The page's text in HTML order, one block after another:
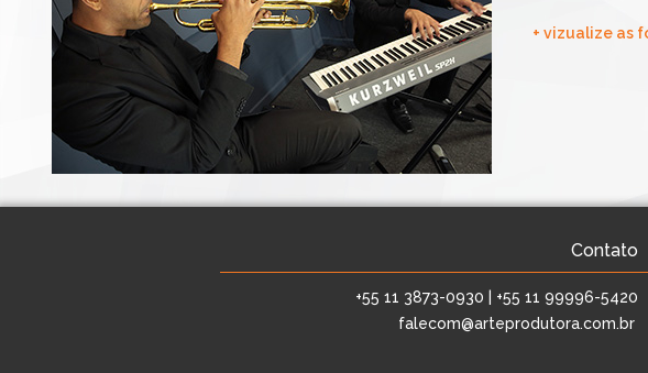
+ vizualize as
Contato
+55 11 3873-0930 | +55 11 99996-5420
falecom@arteprodutora.com.br